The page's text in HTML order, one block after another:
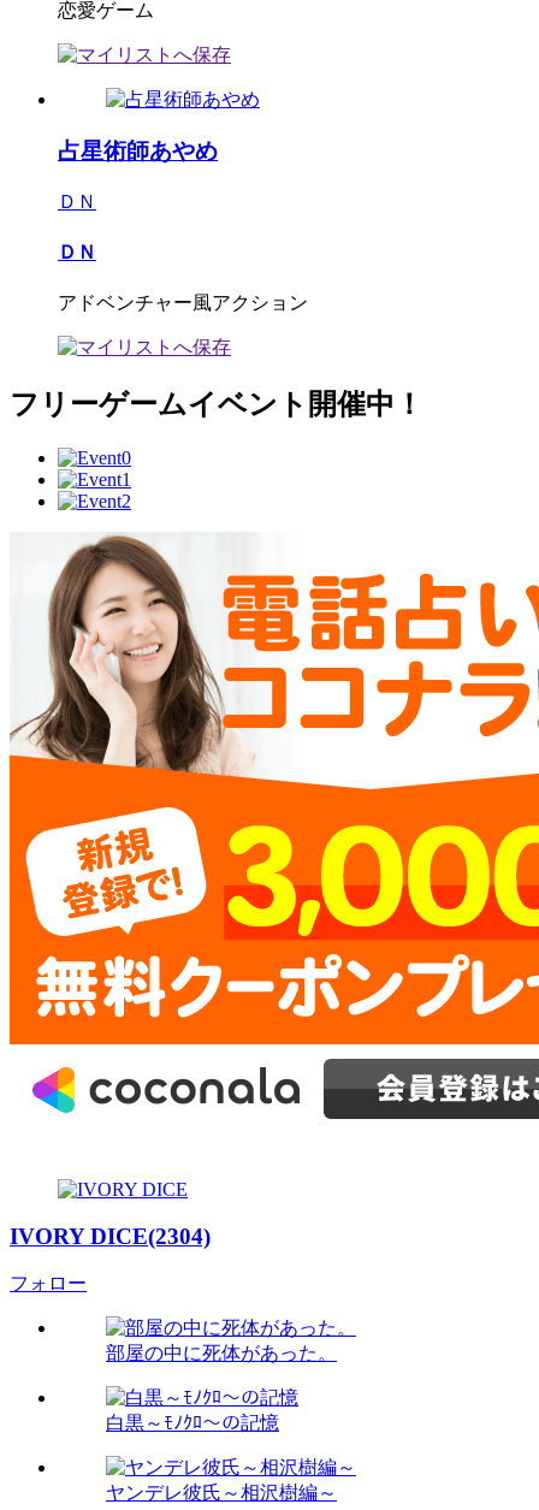
恋愛ゲーム
占星術師あやめ
ＤＮ
ＤＮ
アドベンチャー風アクション
フリーゲームイベント開催中！
IVORY DICE(2304)
フォロー
部屋の中に死体があった。
白黒～ﾓﾉｸﾛ～の記憶
ヤンデレ彼氏～相沢樹編～